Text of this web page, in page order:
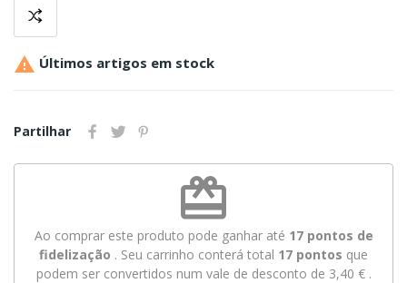
 Últimos artigos em stock
Partilhar
redeem
Ao comprar este produto pode ganhar até 17pontos de
fidelização . Seu carrinho conterá total 17 pontos que
podem ser convertidos num vale de desconto de 3,40 €.